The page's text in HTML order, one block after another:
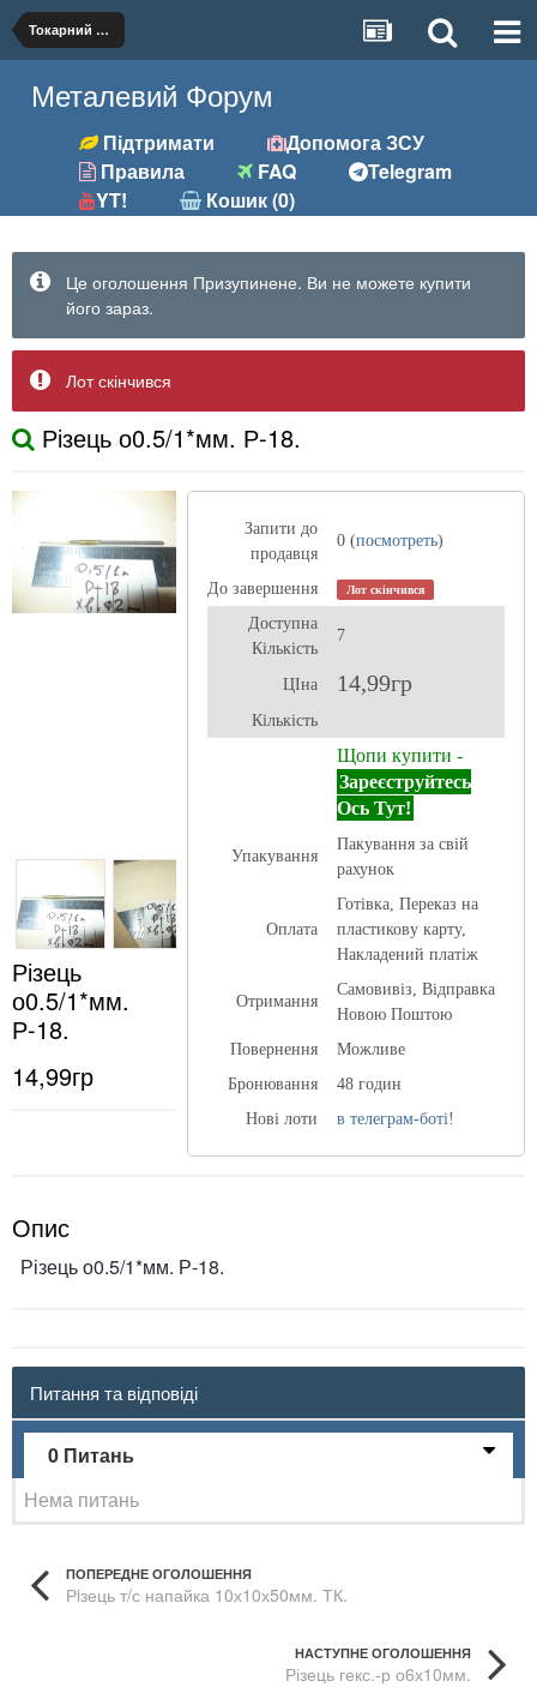
Токарний (різці, вставки)
Металевий Форум
Підтримати
Допомога ЗСУ
Правила
FAQ
Telegram
YT!
Кошик (0)
Це оголошення Призупинене. Ви не можете купити
його зараз.
Лот скінчився
Різець о0.5/1*мм. Р-18.
Різець
о0.5/1*мм.
Р-18.
14,99гр
Запити до
продавця
0 (посмотреть)
До завершення Лот скінчився
Доступна
Кількість
7
ЦІна 14,99гр
Кількість
Щопи купити -
Зареєструйтесь
Ось Тут!
Упакування
Пакування за свій
рахунок
Оплата
Готівка, Переказ на
пластикову карту,
Накладений платіж
Отримання
Самовивіз, Відправка
Новою Поштою
Повернення
Можливе
Бронювання
48 годин
Нові лоти
в телеграм-боті!
Опис
Різець о0.5/1*мм. Р-18.
Питання та відповіді
0 Питань
Нема питань
ПОПЕРЕДНЕ ОГОЛОШЕННЯ
Рiзець т/с напайка 10х10х50мм. ТК.
НАСТУПНЕ ОГОЛОШЕННЯ
Різець гекс.-р о6х10мм.